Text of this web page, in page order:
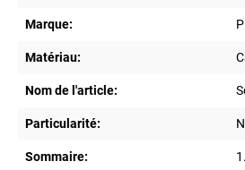
Marque:
Matériau:
Nom de l'article:
Particularité:
Sommaire: